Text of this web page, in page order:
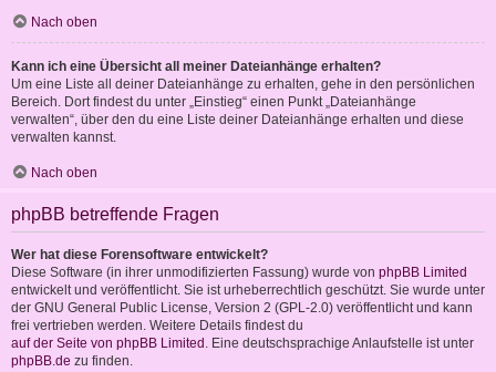
Nach oben
Kann ich eine Übersicht all meiner Dateianhänge erhalten?
Um eine Liste all deiner Dateianhänge zu erhalten, gehe in den persönlichen
Bereich. Dort findest du unter „Einstieg“ einen Punkt „Dateianhänge
verwalten“, über den du eine Liste deiner Dateianhänge erhalten und diese
verwalten kannst.
Nach oben
phpBB betreffende Fragen
Wer hat diese Forensoftware entwickelt?
Diese Software (in ihrer unmodifizierten Fassung) wurde von phpBB Limited
entwickelt und veröffentlicht. Sie ist urheberrechtlich geschützt. Sie wurde unter
der GNU General Public License, Version 2 (GPL-2.0) veröffentlicht und kann
frei vertrieben werden. Weitere Details findest du
auf der Seite von phpBB Limited . Eine deutschsprachige Anlaufstelle ist unter
phpBB.de zu finden.